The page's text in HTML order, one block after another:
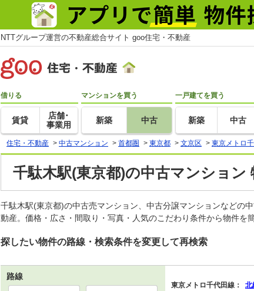
NTTグループ運営の不動産総合サイト goo住宅・不動産
借りる
賃貸
店舗･
事業用
マンションを買う
新築 中古
一戸建てを買う
新築 中古
住宅・不動産 > 中古マンション > 首都圏 > 東京都 > 文京区 > 東京メトロ
千駄木駅(東京都)の中古マンション
千駄木駅(東京都)の中古売マンション、中古分譲マンションなどの
動産。価格・広さ・間取り・写真・人気のこだわり条件から物件を
探したい物件の路線・検索条件を変更して再検索
路線
東京メトロ千代田線： 北